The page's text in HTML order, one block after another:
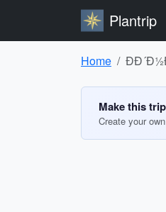
Plantrip
Home
Make this
Create your